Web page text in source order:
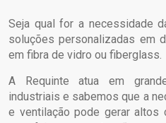
Seja qual for a necessidade
soluções personalizadas em
em fibra de vidro ou fiberglass.
A Requinte atua em
industriais e sabemos que a
e ventilação pode gerar altos